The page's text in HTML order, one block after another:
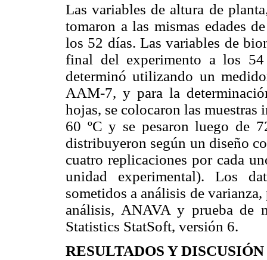
Las variables de altura de
tomaron a las mismas edades
los 52 días. Las variables de
final del experimento a los
determinó utilizando un
AAM-7, y para la
hojas, se colocaron las
60 ºC y se pesaron luego de
distribuyeron según un diseño
cuatro replicaciones por cada
unidad experimental). Los
sometidos a análisis de
análisis, ANAVA y prueba de
Statistics StatSoft, versión 6.
RESULTADOS Y DISCUSIÓN